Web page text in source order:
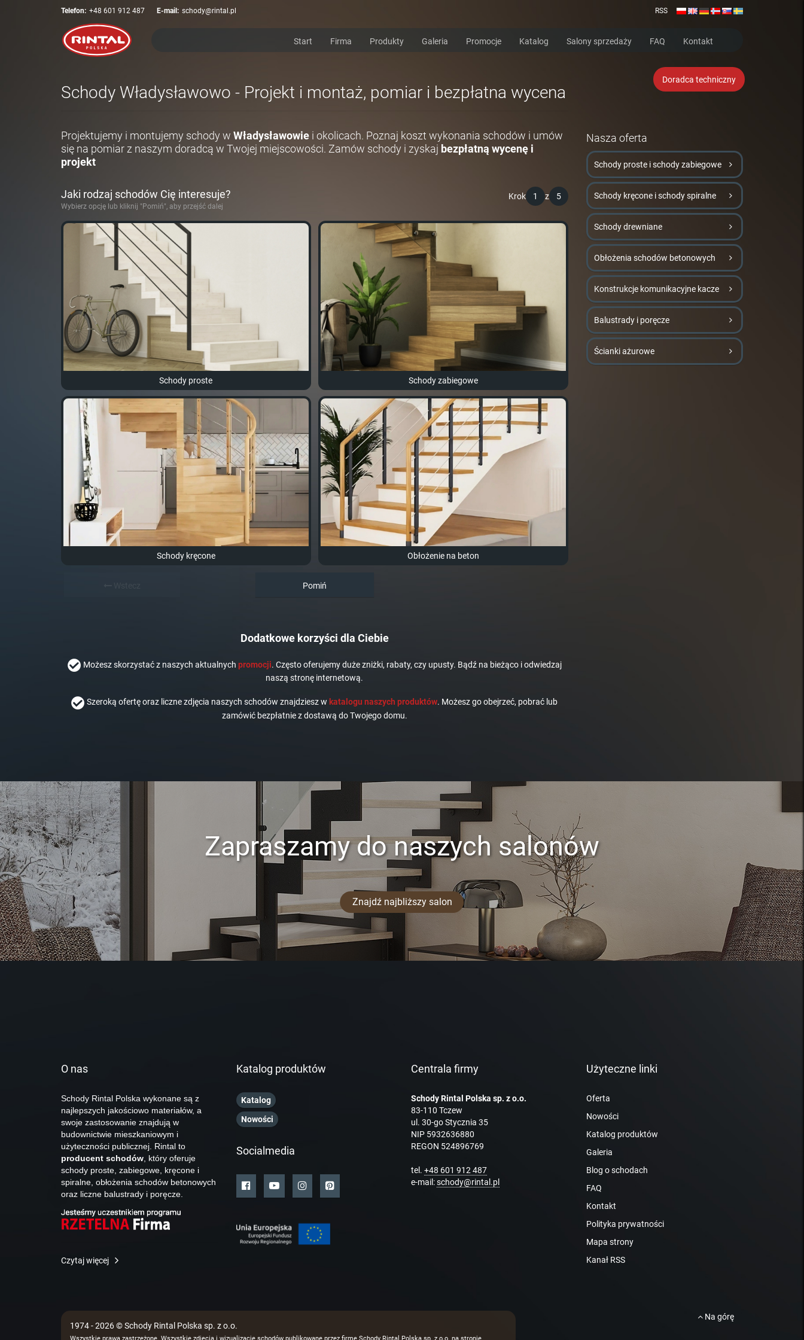
Telefon: +48 601 912 487 E-mail: schody@rintal.pl RSS
Start Firma Produkty Galeria Promocje Katalog Salony sprzedaży FAQ Kontakt
Doradca techniczny
Schody Władysławowo - Projekt i montaż, pomiar i bezpłatna wycena
Projektujemy i montujemy schody w Władysławowie i okolicach. Poznaj koszt wykonania schodów i umów
się na pomiar z naszym doradcą w Twojej miejscowości. Zamów schody i zyskaj bezpłatną wycenę i
projekt
Krok 1 z 5
Jaki rodzaj schodów Cię interesuje?
Wybierz opcję lub kliknij "Pomiń", aby przejść dalej
Schody proste Schody zabiegowe
Schody kręcone Obłożenie na beton
Pomiń
Dodatkowe korzyści dla Ciebie
Możesz skorzystać z naszych aktualnych promocji. Często oferujemy duże zniżki, rabaty, czy upusty. Bądź na bieżąco i odwiedzaj
naszą stronę internetową.
Szeroką ofertę oraz liczne zdjęcia naszych schodów znajdziesz w katalogu naszych produktów. Możesz go obejrzeć, pobrać lub
zamówić bezpłatnie z dostawą do Twojego domu.
Nasza oferta
Schody proste i schody zabiegowe
Schody kręcone i schody spiralne
Schody drewniane
Obłożenia schodów betonowych
Konstrukcje komunikacyjne kacze
Balustrady i poręcze
Ścianki ażurowe
Zapraszamy do naszych salonów
Znajdź najbliższy salon
O nas
Schody Rintal Polska wykonane są z
najlepszych jakościowo materiałów, a
swoje zastosowanie znajdują w
budownictwie mieszkaniowym i
użyteczności publicznej. Rintal to
producent schodów , który oferuje
schody proste, zabiegowe, kręcone i
spiralne, obłożenia schodów betonowych
oraz liczne balustrady i poręcze.
Czytaj więcej
Katalog produktów
Katalog
Nowości
Socialmedia
Centrala firmy
Schody Rintal Polska sp. z o.o.
83-110 Tczew
ul. 30-go Stycznia 35
NIP 5932636880
REGON 524896769
tel. +48 601 912 487
e-mail:schody@rintal.pl
Użyteczne linki
Oferta
Nowości
Katalog produktów
Galeria
Blog o schodach
FAQ
Kontakt
Polityka prywatności
Mapa strony
Kanał RSS
1974 - 2026 © Schody Rintal Polska sp. z o.o.
Na górę